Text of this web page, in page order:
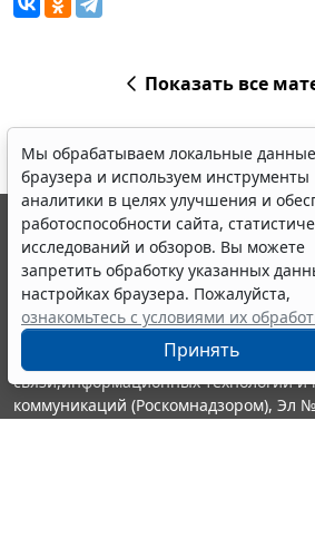
Показать все
Мы обрабатываем локальные данные
браузера и используем инструменты
аналитики в целях улучшения и
работоспособности сайта,
исследований и обзоров. Вы можете
запретить обработку указанных
настройках браузера. Пожалуйста,
ознакомьтесь с условиями их
Принять
© ООО "НПП "ГАРАНТ-СЕРВИС", 2026.
выпускается с 1990 года. Компания
являются участниками Российской
информации ГАРАНТ.
Портал ГАРАНТ.РУ зарегистрирован в
издания Федеральной службой по
связи,информационных технологий и
коммуникаций (Роскомнадзором), Эл